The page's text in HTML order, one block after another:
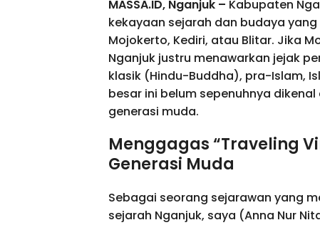
MASSA.ID, Nganjuk – Kabupaten
kekayaan sejarah dan budaya
Mojokerto, Kediri, atau Blitar. Jika
Nganjuk justru menawarkan jejak
klasik (Hindu-Buddha), pra-Islam,
besar ini belum sepenuhnya
generasi muda.
Menggagas “Traveling
Generasi Muda
Sebagai seorang sejarawan yang
sejarah Nganjuk, saya (Anna Nur